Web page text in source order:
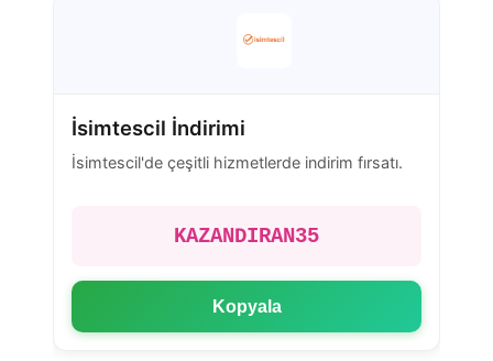
İsimtescil İndirimi
İsimtescil'de çeşitli hizmetlerde indirim fırsatı.
KAZANDIRAN35
Kopyala